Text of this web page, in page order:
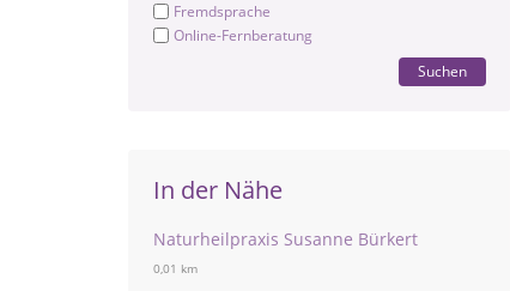
Fremdsprache
Online-Fernberatung
Suchen
In der Nähe
Naturheilpraxis Susanne Bürkert
0,01 km